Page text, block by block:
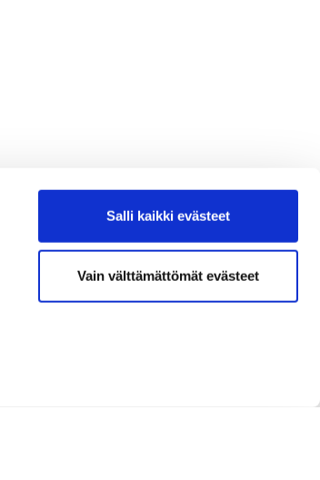
Salli kaikki evästeet
Vain välttämättömät evästeet